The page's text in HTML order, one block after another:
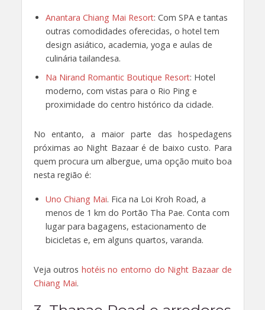
Anantara Chiang Mai Resort: Com SPA e tantas
outras comodidades oferecidas, o hotel tem
design asiático, academia, yoga e aulas de
culinária tailandesa.
Na Nirand Romantic Boutique Resort: Hotel
moderno, com vistas para o Rio Ping e
proximidade do centro histórico da cidade.
No entanto, a maior parte das hospedagens
próximas ao Night Bazaar é de baixo custo. Para
quem procura um albergue, uma opção muito boa
nesta região é:
Uno Chiang Mai. Fica na Loi Kroh Road, a
menos de 1 km do Portão Tha Pae. Conta com
lugar para bagagens, estacionamento de
bicicletas e, em alguns quartos, varanda.
Veja outros hotéis no entorno do Night Bazaar de
Chiang Mai.